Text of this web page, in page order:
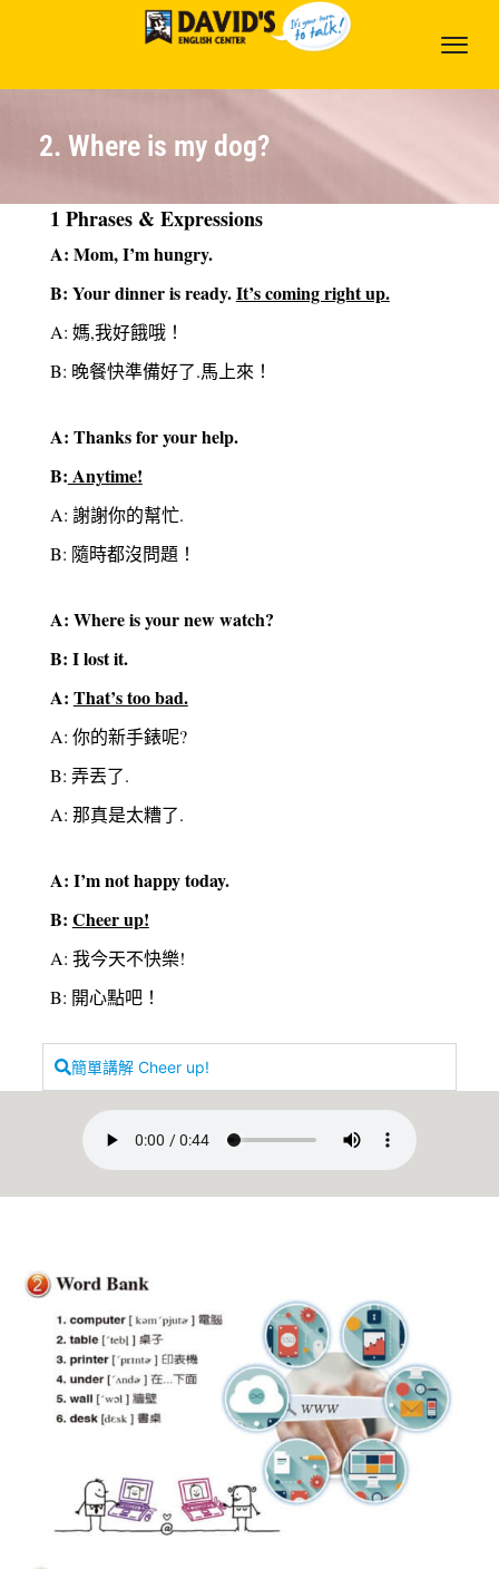
2. Where is my dog?
1 Phrases & Expressions
A: Mom, I’m hungry.
B: Your dinner is ready.It’s coming right up.
A: 媽,我好餓哦！
B: 晚餐快準備好了.馬上來！
A: Thanks for your help.
B: Anytime!
A: 謝謝你的幫忙.
B: 隨時都沒問題！
A: Where is your new watch?
B: I lost it.
A: That’s too bad.
A: 你的新手錶呢?
B: 弄丟了.
A: 那真是太糟了.
A: I’m not happy today.
B: Cheer up!
A: 我今天不快樂!
B: 開心點吧！
簡單講解 Cheer up!